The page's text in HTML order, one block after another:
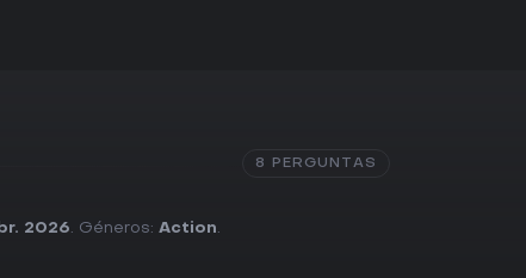
8 PERGUNTAS
2026. Géneros: Action.